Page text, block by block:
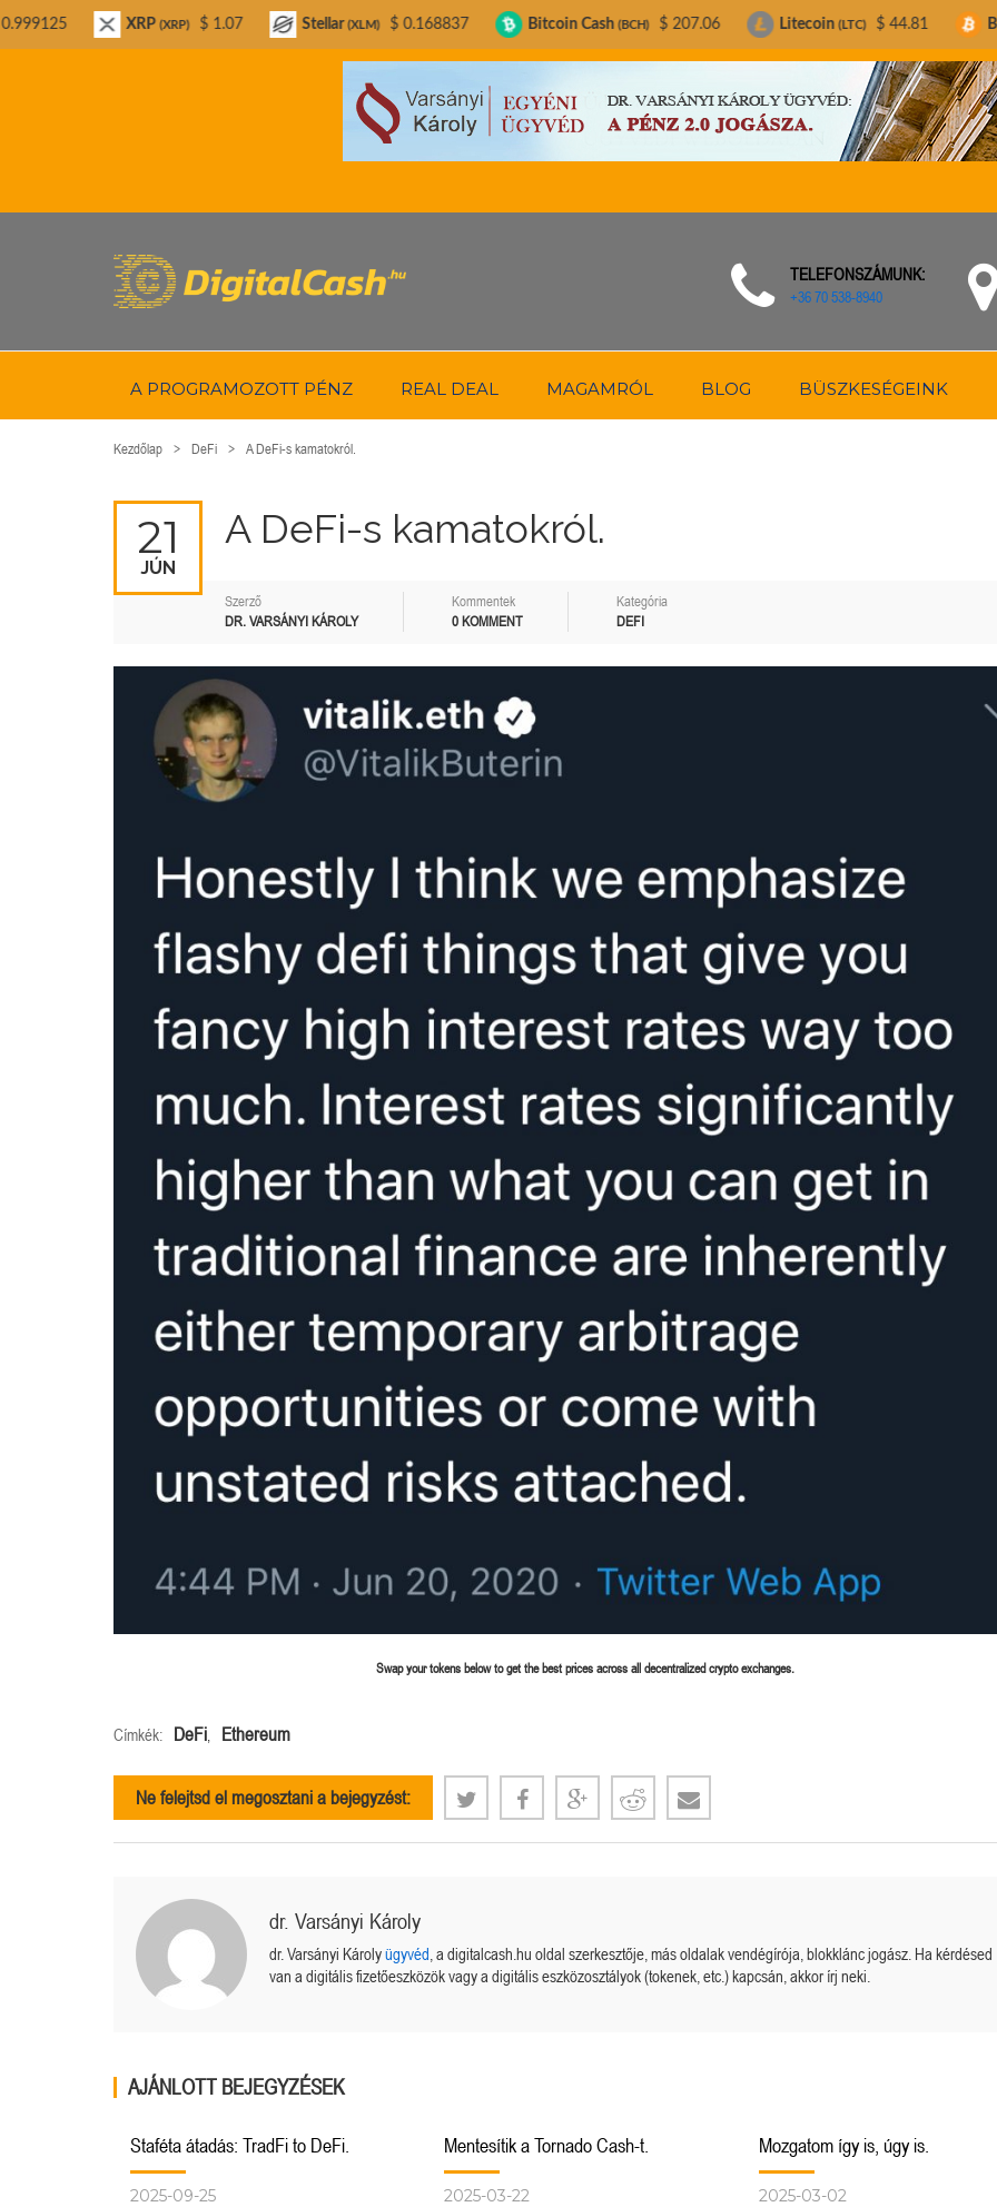
TELEFONSZÁMUNK:
+36 70 538-8940
A PROGRAMOZOTT PÉNZ REAL DEAL MAGAMRÓL BLOG BÜSZKESÉGEINK
Kezdőlap DeFi A DeFi-s kamatokról.
21
JÚN
A DeFi-s kamatokról.
Szerző
DR. VARSÁNYI KÁROLY
Kommentek
0 KOMMENT
Kategória
DEFI
Swap your tokens below to get the best prices across all decentralized crypto exchanges.
Címkék: DeFi Ethereum
Ne felejtsd el megosztani a bejegyzést:
dr. Varsányi Károly
dr. Varsányi Károlyügyvéd , a digitalcash.hu oldal szerkesztője, más oldalak vendégírója, blokklánc jogász. Ha kérdésed
van a digitális fizetőeszközök vagy a digitális eszközosztályok (tokenek, etc.) kapcsán, akkor írj neki.
AJÁNLOTT BEJEGYZÉSEK
Staféta átadás: TradFi to DeFi.
2025-09-25
Mentesítik a Tornado Cash-t.
2025-03-22
Mozgatom így is, úgy is.
2025-03-02
6,11%-nyi Bitcoin. Done and dusted.
XRP(XRP) $ 1.07 Stellar(XLM) $ 0.168837 Bitcoin Cash(BCH) $ 207.06 Litecoin (LTC) $ 44.81 Bitcoin $